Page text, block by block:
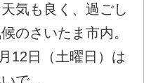
気も良く、過ごし
のさいたま市内。
12日（土曜日）は